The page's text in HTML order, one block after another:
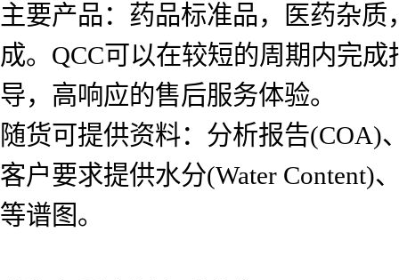
主要产品：药品标准品，医药杂
成。QCC可以在较短的周期内完
导，高响应的售后服务体验。
随货可提供资料：分析报告(COA)
客户要求提供水分(Water Content)
等谱图。